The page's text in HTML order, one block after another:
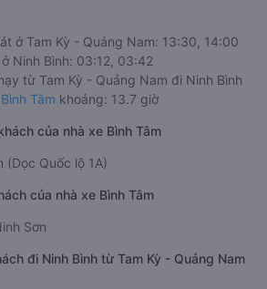
ở Tam Kỳ - Quảng Nam: 13:30, 14:00
Ninh Bình: 03:12, 03:42
từ Tam Kỳ - Quảng Nam đi Ninh Bình
Bình Tâm khoảng: 13.7 giờ
của nhà xe Bình Tâm
(Dọc Quốc lộ 1A)
của nhà xe Bình Tâm
Sơn
đi Ninh Bình từ Tam Kỳ - Quảng Nam